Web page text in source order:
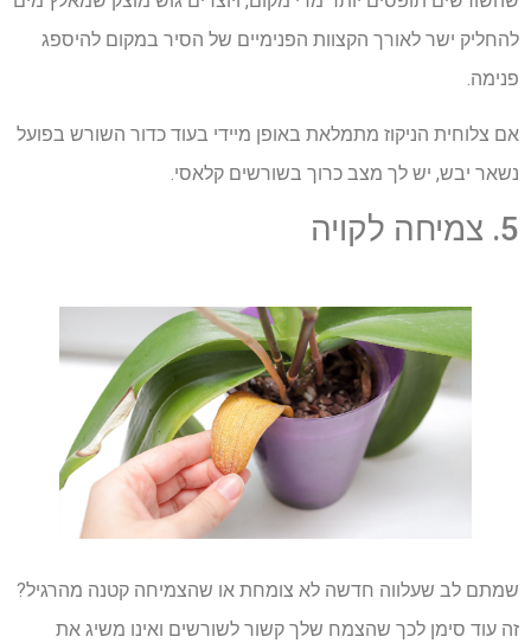
להחליק ישר לאורך הקצוות הפנימיים של הסיר במקום להיספג
פנימה.
אם צלוחית הניקוז מתמלאת באופן מיידי בעוד כדור השורש בפועל
נשאר יבש, יש לך מצב כרוך בשורשים קלאסי.
5. צמיחה לקויה
שמתם לב שעלווה חדשה לא צומחת או שהצמיחה קטנה מהרגיל?
זה עוד סימן לכך שהצמח שלך קשור לשורשים ואינו משיג את